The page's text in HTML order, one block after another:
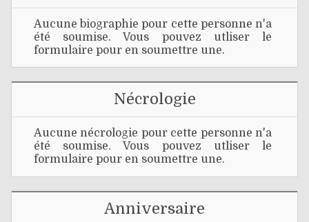
Aucune biographie pour cette personne n'a
été soumise. Vous pouvez utliser le
formulaire pour en soumettre une.
Nécrologie
Aucune nécrologie pour cette personne n'a
été soumise. Vous pouvez utliser le
formulaire pour en soumettre une.
Anniversaire